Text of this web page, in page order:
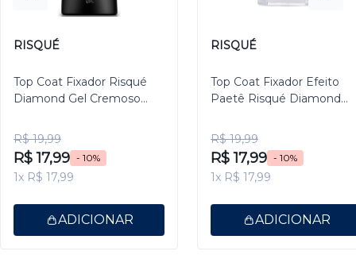
RISQUÉ
Top Coat Fixador Risqué
Diamond Gel Cremoso
R$ 19,99
R$ 17,99 - 10%
1x R$ 17,99
ADICIONAR
RISQUÉ
Top Coat Fixador Efeito
Paetê Risqué Diamond
R$ 19,99
R$ 17,99 - 10%
1x R$ 17,99
ADICIONAR